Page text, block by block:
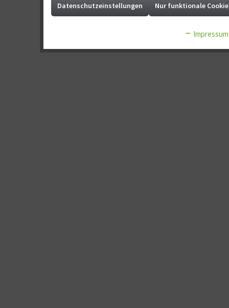
Marketing
Tracking
Datenschutzeinstellungen Nur funktionale
Impressum